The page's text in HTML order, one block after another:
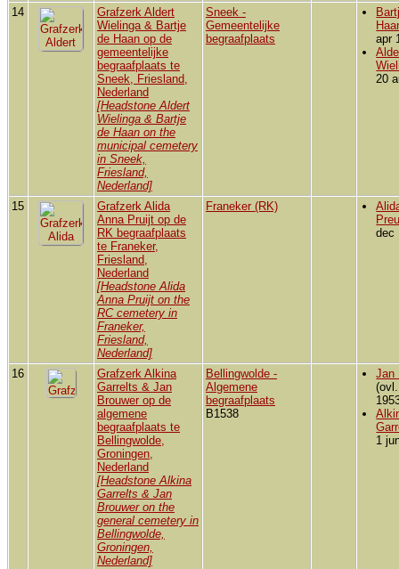
14
Grafzerk Aldert
Wielinga & Bartje
de Haan op de
gemeentelijke
begraafplaats te
Sneek, Friesland,
Nederland
[Headstone Aldert
Wielinga & Bartje
de Haan on the
municipal cemetery
in Sneek,
Friesland,
Nederland]
Sneek -
Gemeentelijke
begraafplaats
apr
20
15
Grafzerk Alida
Anna Pruijt op de
RK begraafplaats
te Franeker,
Friesland,
Nederland
[Headstone Alida
Anna Pruijt on the
RC cemetery in
Franeker,
Friesland,
Nederland]
Franeker (RK)
dec
16
Grafzerk Alkina
Garrelts & Jan
Brouwer op de
algemene
begraafplaats te
Bellingwolde,
Groningen,
Nederland
[Headstone Alkina
Garrelts & Jan
Brouwer on the
general cemetery in
Bellingwolde,
Groningen,
Nederland]
Bellingwolde -
Algemene
begraafplaats
B1538
Jan
1